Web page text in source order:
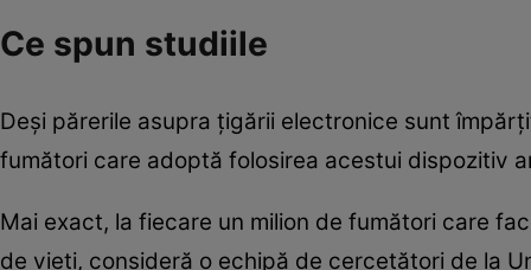
Ce spun studiile
Deşi părerile asupra ţigării electronice sunt
fumători care adoptă folosirea acestui dispozitiv
Mai exact, la fiecare un milion de fumători care
de vieţi, consideră o echipă de cercetători de la